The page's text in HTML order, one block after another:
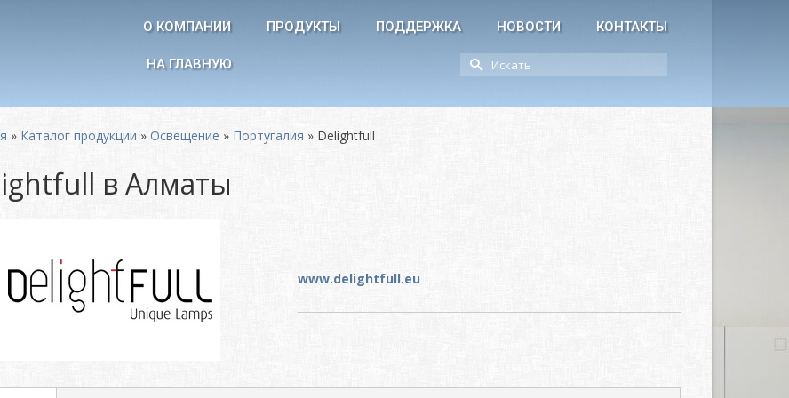
О КОМПАНИИ ПРОДУКТЫ ПОДДЕРЖКА НОВОСТИ КОНТАКТЫ
НА ГЛАВНУЮ Искать:
» Каталог продукции »Освещение » Португалия » Delightfull
в Алматы
www.delightfull.eu